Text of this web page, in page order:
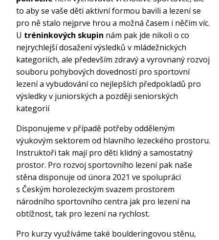
to aby se vaše děti aktivní formou bavili a lezení se
pro ně stalo nejprve hrou a možná časem i něčím víc.
U tréninkových skupin nám pak jde nikoli o co
nejrychlejší dosažení výsledků v mládežnických
kategoriích, ale především zdravý a vyrovnaný rozvoj
souboru pohybových dovedností pro sportovní
lezení a vybudování co nejlepších předpokladů pro
výsledky v juniorských a později seniorských
kategorií
Disponujeme v případě potřeby odděleným
výukovým sektorem od hlavního lezeckého prostoru.
Instruktoři tak mají pro děti klidný a samostatný
prostor. Pro rozvoj sportovního lezení pak naše
stěna disponuje od února 2021 ve spolupráci
s Českým horolezeckým svazem prostorem
národního sportovního centra jak pro lezení na
obtížnost, tak pro lezení na rychlost.
Pro kurzy využíváme také boulderingovou stěnu,